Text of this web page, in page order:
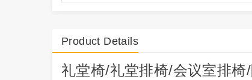
Product Details
礼堂椅/礼堂排椅/会议室排椅/